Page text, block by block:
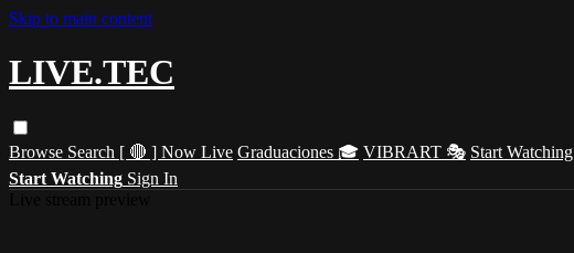
Skip to main content
LIVE.TEC
Browse Search [ 🔴 ] Now Live Graduaciones 🎓 VIBRART 🎭 Start Watching
Start Watching Sign In